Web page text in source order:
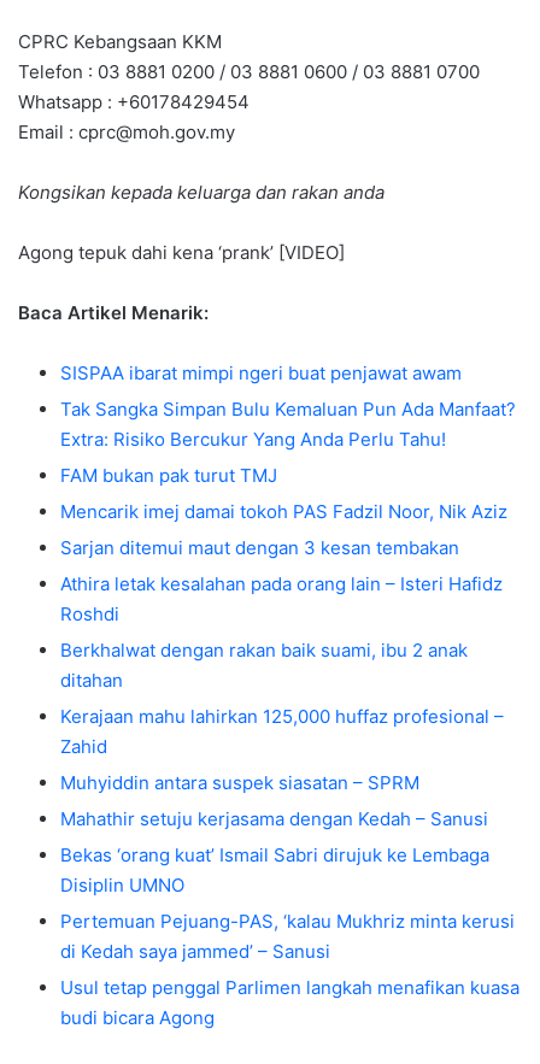
CPRC Kebangsaan KKM
Telefon : 03 8881 0200 / 03 8881 0600 / 03 8881 0700
Whatsapp : +60178429454
Email : cprc@moh.gov.my
Kongsikan kepada keluarga dan rakan anda
Agong tepuk dahi kena ‘prank’ [VIDEO]
Baca Artikel Menarik:
SISPAA ibarat mimpi ngeri buat penjawat awam
Tak Sangka Simpan Bulu Kemaluan Pun Ada Manfaat?
Extra: Risiko Bercukur Yang Anda Perlu Tahu!
FAM bukan pak turut TMJ
Mencarik imej damai tokoh PAS Fadzil Noor, Nik Aziz
Sarjan ditemui maut dengan 3 kesan tembakan
Athira letak kesalahan pada orang lain – Isteri Hafidz
Roshdi
Berkhalwat dengan rakan baik suami, ibu 2 anak
ditahan
Kerajaan mahu lahirkan 125,000 huffaz profesional –
Zahid
Muhyiddin antara suspek siasatan – SPRM
Mahathir setuju kerjasama dengan Kedah – Sanusi
Bekas ‘orang kuat’ Ismail Sabri dirujuk ke Lembaga
Disiplin UMNO
Pertemuan Pejuang-PAS, ‘kalau Mukhriz minta kerusi
di Kedah saya jammed’ – Sanusi
Usul tetap penggal Parlimen langkah menafikan kuasa
budi bicara Agong